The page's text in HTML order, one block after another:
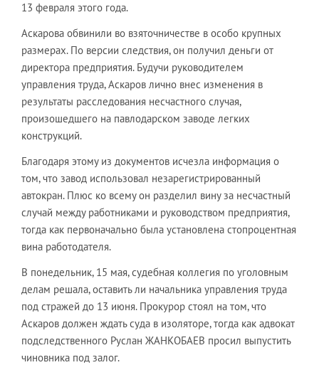
13 февраля этого года.
Аскарова обвинили во взяточничестве в особо крупных
размерах. По версии следствия, он получил деньги от
директора предприятия. Будучи руководителем
управления труда, Аскаров лично внес изменения в
результаты расследования несчастного случая,
произошедшего на павлодарском заводе легких
конструкций.
Благодаря этому из документов исчезла информация о
том, что завод использовал незарегистрированный
автокран. Плюс ко всему он разделил вину за несчастный
случай между работниками и руководством предприятия,
тогда как первоначально была установлена стопроцентная
вина работодателя.
В понедельник, 15 мая, судебная коллегия по уголовным
делам решала, оставить ли начальника управления труда
под стражей до 13 июня. Прокурор стоял на том, что
Аскаров должен ждать суда в изоляторе, тогда как адвокат
подследственного Руслан ЖАНКОБАЕВ просил выпустить
чиновника под залог.